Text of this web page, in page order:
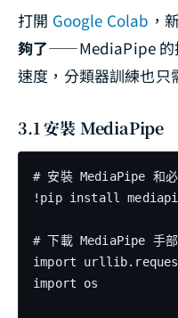
打開 Google Colab ，
夠了——MediaPipe 的
速度，分類器訓練也只
3.1 安裝 MediaPipe
# 安裝 MediaPipe 和必
!pip install
# 下載 MediaPipe 手部
import
import os